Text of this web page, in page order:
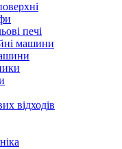
печі
машини
відходів